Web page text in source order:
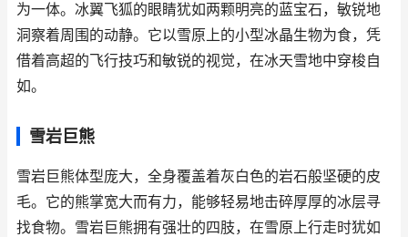
为一体。冰翼飞狐的眼睛犹如两颗明亮的蓝宝石，敏锐地
洞察着周围的动静。它以雪原上的小型冰晶生物为食，凭
借着高超的飞行技巧和敏锐的视觉，在冰天雪地中穿梭自
如。
雪岩巨熊
雪岩巨熊体型庞大，全身覆盖着灰白色的岩石般坚硬的皮
毛。它的熊掌宽大而有力，能够轻易地击碎厚厚的冰层寻
找食物。雪岩巨熊拥有强壮的四肢，在雪原上行走时犹如